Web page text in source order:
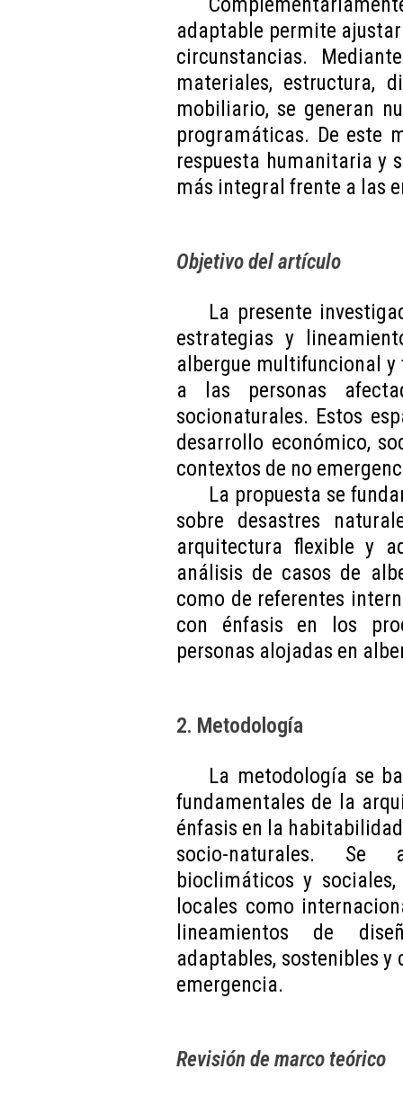
adaptable permite
circunstancias.
materiales, estructura,
mobiliario, se generan
programáticas. De este
respuesta humanitaria y
más integral frente a las
Objetivo del artículo
La presente
estrategias y
albergue multifuncional
a las personas
socionaturales. Estos
desarrollo económico,
contextos de no
La propuesta se
sobre desastres
arquitectura flexible y
análisis de casos de
como de referentes
con énfasis en los
personas alojadas en
2. Metodología
La metodología se
fundamentales de la
énfasis en la
socio-naturales. Se
bioclimáticos y
locales como
lineamientos de
adaptables, sostenibles
emergencia.
Revisión de marco teórico